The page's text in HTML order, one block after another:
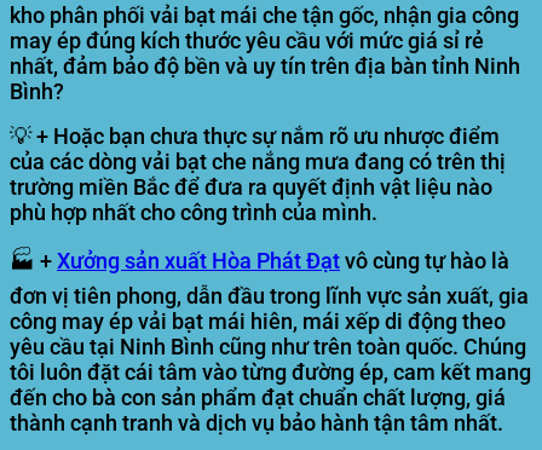
kho phân phối vải bạt mái che tận gốc, nhận gia công
may ép đúng kích thước yêu cầu với mức giá sỉ rẻ
nhất, đảm bảo độ bền và uy tín trên địa bàn tỉnh Ninh
Bình?
💡 + Hoặc bạn chưa thực sự nắm rõ ưu nhược điểm
của các dòng vải bạt che nắng mưa đang có trên thị
trường miền Bắc để đưa ra quyết định vật liệu nào
phù hợp nhất cho công trình của mình.
🏭 +Xưởng sản xuất Hòa Phát Đạtvô cùng tự hào là
đơn vị tiên phong, dẫn đầu trong lĩnh vực sản xuất, gia
công may ép vải bạt mái hiên, mái xếp di động theo
yêu cầu tại Ninh Bình cũng như trên toàn quốc. Chúng
tôi luôn đặt cái tâm vào từng đường ép, cam kết mang
đến cho bà con sản phẩm đạt chuẩn chất lượng, giá
thành cạnh tranh và dịch vụ bảo hành tận tâm nhất.